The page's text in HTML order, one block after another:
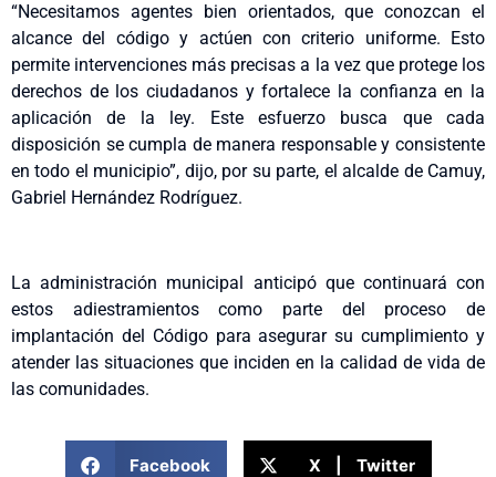
“Necesitamos agentes bien orientados, que conozcan el
alcance del código y actúen con criterio uniforme. Esto
permite intervenciones más precisas a la vez que protege los
derechos de los ciudadanos y fortalece la confianza en la
aplicación de la ley. Este esfuerzo busca que cada
disposición se cumpla de manera responsable y consistente
en todo el municipio”, dijo, por su parte, el alcalde de Camuy,
Gabriel Hernández Rodríguez.
La administración municipal anticipó que continuará con
estos adiestramientos como parte del proceso de
implantación del Código para asegurar su cumplimiento y
atender las situaciones que inciden en la calidad de vida de
las comunidades.
Facebook X | Twitter